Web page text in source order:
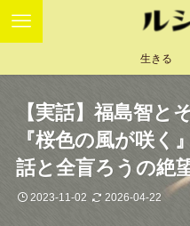
生きる
【実話】福島智と
『桜色の風が咲く
話と全盲ろうの絶
2023-11-02 2026-04-22